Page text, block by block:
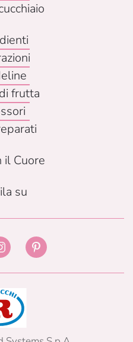
frutta
il Cuore
su